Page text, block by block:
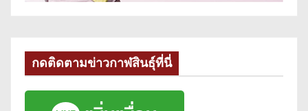
กดติดตามข่าวกาฬสินธุ์ที่นี่